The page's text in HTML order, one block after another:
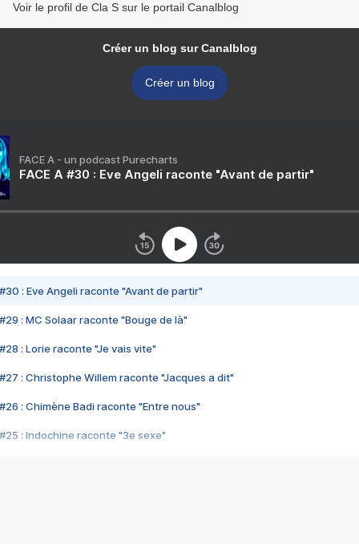
Voir le profil de Cla S sur le portail Canalblog
Créer un blog sur Canalblog
Créer un blog
FACE A - un podcast Purecharts
FACE A #30 : Eve Angeli raconte "Avant de partir"
#30 : Eve Angeli raconte "Avant de partir"
#29 : MC Solaar raconte "Bouge de là"
#28 : Lorie raconte "Je vais vite"
#27 : Christophe Willem raconte "Jacques a dit"
#26 : Chimène Badi raconte "Entre nous"
#25 : Indochine raconte "3e sexe"